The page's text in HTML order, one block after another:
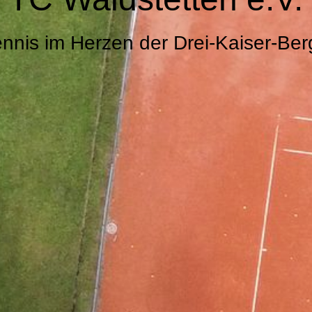
im Herzen der Drei-Kaiser-